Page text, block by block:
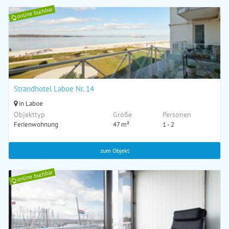
online buchbar
Strandhotel Laboe Nr. 14
in Laboe
Objekttyp
Ferienwohnung
Größe
47 m²
Personen
1 - 2
zum Objekt
online buchbar